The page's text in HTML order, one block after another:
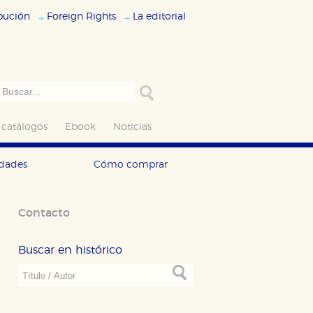
Foreign Rights La editorial
Ebook Noticias
Cómo comprar
Contacto
Buscar en histórico